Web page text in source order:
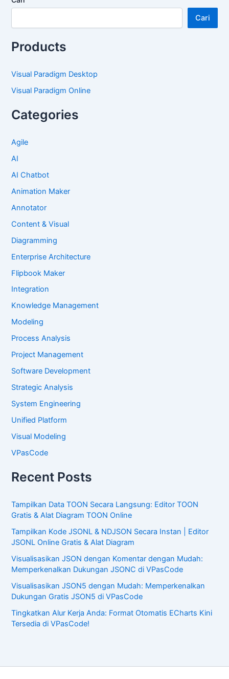
Cari
Products
Visual Paradigm Desktop
Visual Paradigm Online
Categories
Agile
AI
AI Chatbot
Animation Maker
Annotator
Content & Visual
Diagramming
Enterprise Architecture
Flipbook Maker
Integration
Knowledge Management
Modeling
Process Analysis
Project Management
Software Development
Strategic Analysis
System Engineering
Unified Platform
Visual Modeling
VPasCode
Recent Posts
Tampilkan Data TOON Secara Langsung: Editor TOON
Gratis & Alat Diagram TOON Online
Tampilkan Kode JSONL & NDJSON Secara Instan | Editor
JSONL Online Gratis & Alat Diagram
Visualisasikan JSON dengan Komentar dengan Mudah:
Memperkenalkan Dukungan JSONC di VPasCode
Visualisasikan JSON5 dengan Mudah: Memperkenalkan
Dukungan Gratis JSON5 di VPasCode
Tingkatkan Alur Kerja Anda: Format Otomatis ECharts Kini
Tersedia di VPasCode!